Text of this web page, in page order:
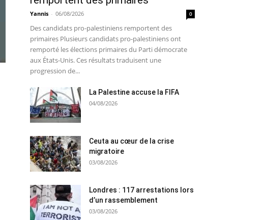
Yannis - 06/08/2026 0
Des candidats pro-palestiniens remportent des
primaires Plusieurs candidats pro-palestiniens ont
remporté les élections primaires du Parti démocrate
aux États-Unis. Ces résultats traduisent une
progression de...
La Palestine accuse la FIFA
04/08/2026
Ceuta au cœur de la crise
migratoire
03/08/2026
Londres : 117 arrestations lors
d’un rassemblement
03/08/2026